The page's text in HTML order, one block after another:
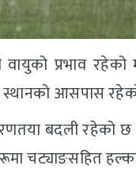
प्रभाव रहेको
आसपास
बदली रहेको छ
चट्याङसहित